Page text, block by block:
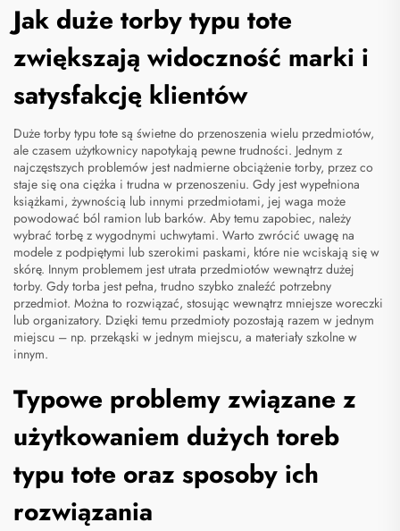
Jak duże torby typu tote
zwiększają widoczność marki i
satysfakcję klientów
Duże torby typu tote są świetne do przenoszenia wielu przedmiotów,
ale czasem użytkownicy napotykają pewne trudności. Jednym z
najczęstszych problemów jest nadmierne obciążenie torby, przez co
staje się ona ciężka i trudna w przenoszeniu. Gdy jest wypełniona
książkami, żywnością lub innymi przedmiotami, jej waga może
powodować ból ramion lub barków. Aby temu zapobiec, należy
wybrać torbę z wygodnymi uchwytami. Warto zwrócić uwagę na
modele z podpiętymi lub szerokimi paskami, które nie wciskają się w
skórę. Innym problemem jest utrata przedmiotów wewnątrz dużej
torby. Gdy torba jest pełna, trudno szybko znaleźć potrzebny
przedmiot. Można to rozwiązać, stosując wewnątrz mniejsze woreczki
lub organizatory. Dzięki temu przedmioty pozostają razem w jednym
miejscu – np. przekąski w jednym miejscu, a materiały szkolne w
innym.
Typowe problemy związane z
użytkowaniem dużych toreb
typu tote oraz sposoby ich
rozwiązania